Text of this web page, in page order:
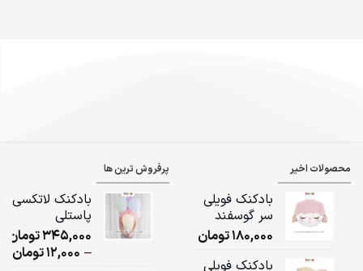
محصولات اخیر
بادکنک فویلی
سر گوسفند
180,000تومان
بادکنک فویلی
پرفروش ترین ها
بادکنک لاتکسی
پاستلی
345,000تومان
–
12,000تومان